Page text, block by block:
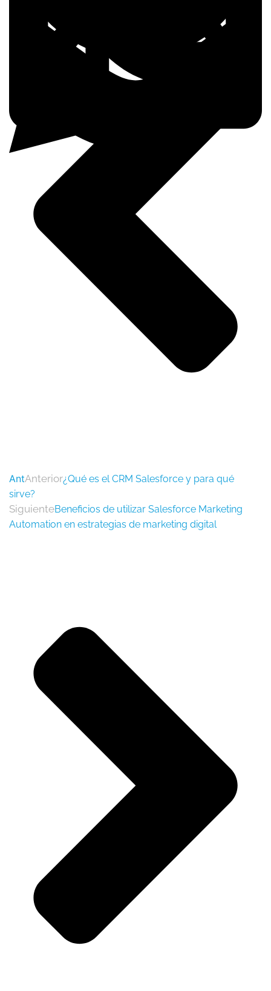
AntAnterior¿Qué es el CRM Salesforce y para qué
sirve?
SiguienteBeneficios de utilizar Salesforce Marketing
Automation en estrategias de marketing digital